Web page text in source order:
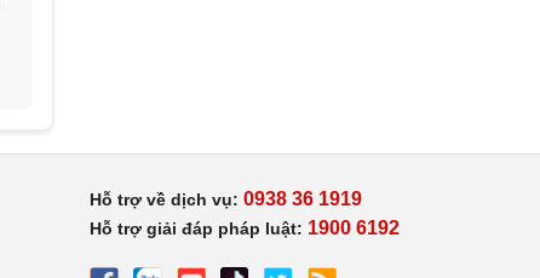
Hỗ trợ về dịch vụ: 0938 36 1919
Hỗ trợ giải đáp pháp luật: 1900 6192